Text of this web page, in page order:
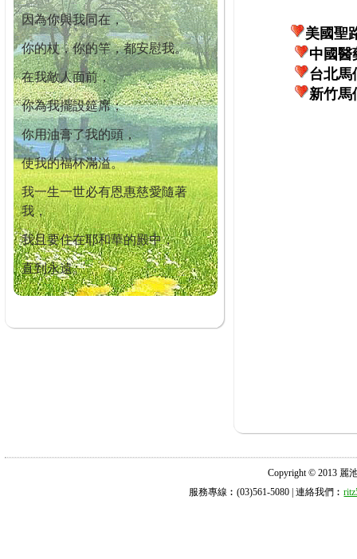
因為你與我同在，
你的杖，你的竿，都安慰我。
在我敵人面前，
你為我擺設筵席；
你用油膏了我的頭，
使我的福杯滿溢。
我一生一世必有恩惠慈愛隨著
我，
我且要住在耶和華的殿中，
直到永遠。
美國聖
中國醫
台北馬
新竹馬
Copyright © 2013 麗
服務專線︰(03)561-5080 | 連絡我們︰